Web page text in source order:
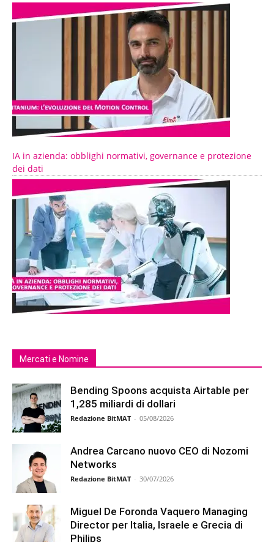
IA in azienda: obblighi normativi, governance e protezione
dei dati
Mercati e Nomine
Bending Spoons acquista Airtable per
1,285 miliardi di dollari
Redazione BitMAT - 05/08/2026
Andrea Carcano nuovo CEO di Nozomi
Networks
Redazione BitMAT - 30/07/2026
Miguel De Foronda Vaquero Managing
Director per Italia, Israele e Grecia di
Philips